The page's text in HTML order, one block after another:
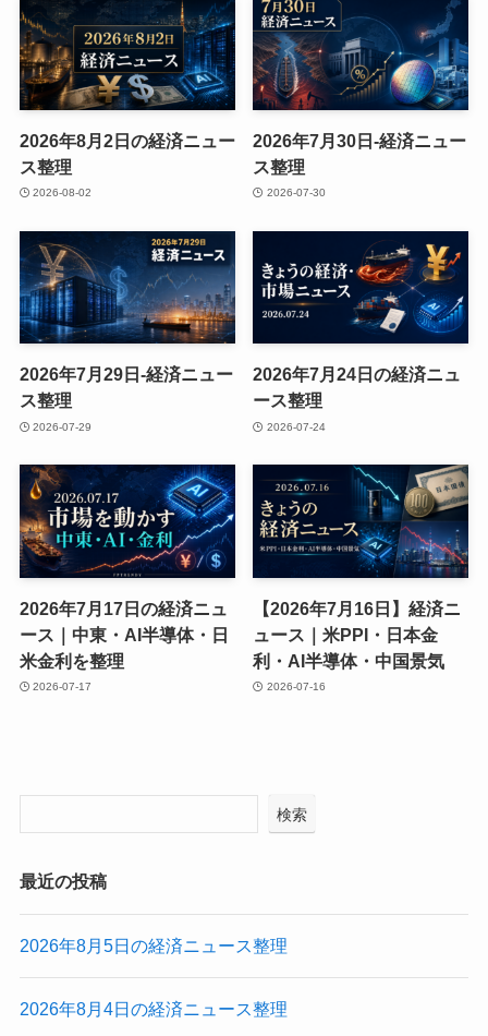
2026年8月2日の経済ニュー
ス整理
2026-08-02
2026年7月30日-経済ニュー
ス整理
2026-07-30
2026年7月29日-経済ニュー
ス整理
2026-07-29
2026年7月24日の経済ニュ
ース整理
2026-07-24
2026年7月17日の経済ニュ
ース｜中東・AI半導体・日
米金利を整理
2026-07-17
【2026年7月16日】経済ニ
ュース｜米PPI・日本金
利・AI半導体・中国景気
2026-07-16
検索
最近の投稿
2026年8月5日の経済ニュース整理
2026年8月4日の経済ニュース整理